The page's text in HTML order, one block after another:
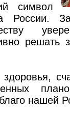
символ
решать
нашей